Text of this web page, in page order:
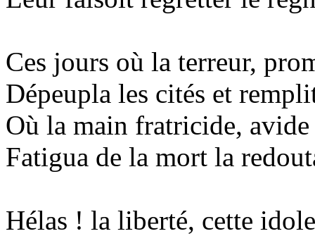
Ces jours où la terreur,
Dépeupla les cités et
Où la main fratricide,
Fatigua de la mort la
Hélas ! la liberté, cette